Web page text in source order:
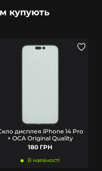
купують
дисплея iPhone 14 Pro
+ OCA Original Quality
180 ГРН
В наявності